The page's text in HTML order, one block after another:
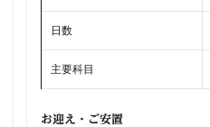
日数
主要科目
お迎え・ご安置